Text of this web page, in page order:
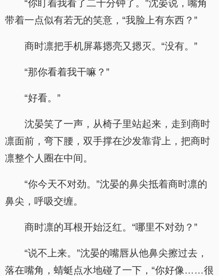
“你盯着我看了二十分钟了。”沈晏说，嘴角
带着一点似有若无的笑意，“我脸上有东西？”
商时凛把手机屏幕摁亮又摁灭。“没有。”
“那你看着我干嘛？”
“好看。”
沈晏笑了一声，从椅子里站起来，走到商时
凛面前，弯下腰，双手撑在沙发靠背上，把商时
凛整个人圈在中间。
“你今天不对劲。”沈晏的鼻尖抵着商时凛的
鼻尖，呼吸交缠。
商时凛的耳根开始泛红。“哪里不对劲？”
“说不上来。”沈晏的嘴唇从他鼻尖擦过去，
落在嘴角，蜻蜓点水地碰了一下，“你好像……很